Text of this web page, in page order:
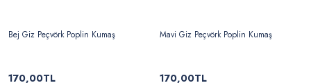
Bej Giz Peçvörk Poplin Kumaş
170,00TL
Mavi Giz Peçvörk Poplin Kumaş
170,00TL